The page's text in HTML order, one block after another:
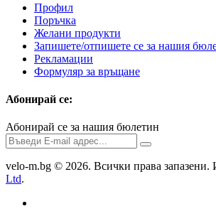
Профил
Поръчка
Желани продукти
Запишете/отпишете се за нашия
Рекламации
Формуляр за връщане
Абонирай се:
Абонирай се за нашия бюлетин
velo-m.bg © 2026. Всички права запазени.
Ltd.